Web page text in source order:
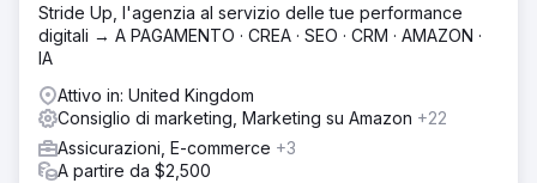
Stride Up, l'agenzia al servizio delle tue performance
digitali → A PAGAMENTO · CREA · SEO · CRM · AMAZON ·
IA
Attivo in: United Kingdom
Consiglio di marketing, Marketing su Amazon +22
Assicurazioni, E-commerce +3
A partire da $2,500